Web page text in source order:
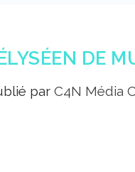
DE
par C4N Média